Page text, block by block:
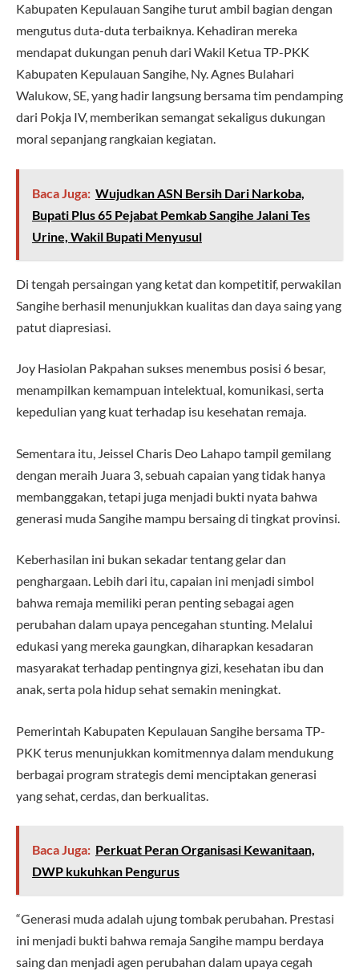
Kabupaten Kepulauan Sangihe turut ambil bagian dengan
mengutus duta-duta terbaiknya. Kehadiran mereka
mendapat dukungan penuh dari Wakil Ketua TP-PKK
Kabupaten Kepulauan Sangihe, Ny. Agnes Bulahari
Walukow, SE, yang hadir langsung bersama tim pendamping
dari Pokja IV, memberikan semangat sekaligus dukungan
moral sepanjang rangkaian kegiatan.
Baca Juga: Wujudkan ASN Bersih Dari Narkoba,
Bupati Plus 65 Pejabat Pemkab Sangihe Jalani Tes
Urine, Wakil Bupati Menyusul
Di tengah persaingan yang ketat dan kompetitif, perwakilan
Sangihe berhasil menunjukkan kualitas dan daya saing yang
patut diapresiasi.
Joy Hasiolan Pakpahan sukses menembus posisi 6 besar,
menampilkan kemampuan intelektual, komunikasi, serta
kepedulian yang kuat terhadap isu kesehatan remaja.
Sementara itu, Jeissel Charis Deo Lahapo tampil gemilang
dengan meraih Juara 3, sebuah capaian yang tidak hanya
membanggakan, tetapi juga menjadi bukti nyata bahwa
generasi muda Sangihe mampu bersaing di tingkat provinsi.
Keberhasilan ini bukan sekadar tentang gelar dan
penghargaan. Lebih dari itu, capaian ini menjadi simbol
bahwa remaja memiliki peran penting sebagai agen
perubahan dalam upaya pencegahan stunting. Melalui
edukasi yang mereka gaungkan, diharapkan kesadaran
masyarakat terhadap pentingnya gizi, kesehatan ibu dan
anak, serta pola hidup sehat semakin meningkat.
Pemerintah Kabupaten Kepulauan Sangihe bersama TP-
PKK terus menunjukkan komitmennya dalam mendukung
berbagai program strategis demi menciptakan generasi
yang sehat, cerdas, dan berkualitas.
Baca Juga: Perkuat Peran Organisasi Kewanitaan,
DWP kukuhkan Pengurus
“Generasi muda adalah ujung tombak perubahan. Prestasi
ini menjadi bukti bahwa remaja Sangihe mampu berdaya
saing dan menjadi agen perubahan dalam upaya cegah